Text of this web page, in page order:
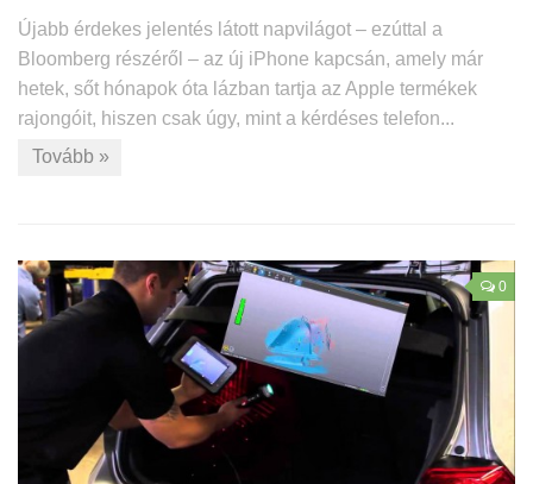
Újabb érdekes jelentés látott napvilágot – ezúttal a
Bloomberg részéről – az új iPhone kapcsán, amely már
hetek, sőt hónapok óta lázban tartja az Apple termékek
rajongóit, hiszen csak úgy, mint a kérdéses telefon...
Tovább »
0